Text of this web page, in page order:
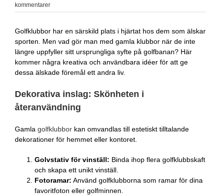
kommentarer
Golfklubbor har en särskild plats i hjärtat hos dem som älskar
sporten. Men vad gör man med gamla klubbor när de inte
längre uppfyller sitt ursprungliga syfte på golfbanan? Här
kommer några kreativa och användbara idéer för att ge
dessa älskade föremål ett andra liv.
Dekorativa inslag: Skönheten i
återanvändning
Gamla golfklubbor kan omvandlas till estetiskt tilltalande
dekorationer för hemmet eller kontoret.
Golvstativ för vinställ: Binda ihop flera golfklubbskaft
och skapa ett unikt vinställ.
Fotoramar: Använd golfklubborna som ramar för dina
favoritfoton eller golfminnen.